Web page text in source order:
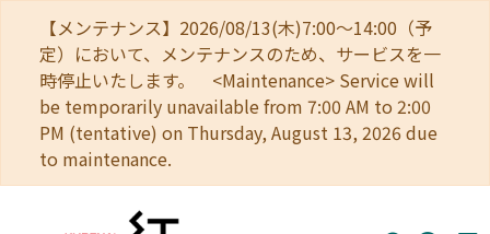
【メンテナンス】2026/08/13(木)7:00～14:00（予
定）において、メンテナンスのため、サービスを一
時停止いたします。 <Maintenance> Service will
be temporarily unavailable from 7:00 AM to 2:00
PM (tentative) on Thursday, August 13, 2026 due
to maintenance.